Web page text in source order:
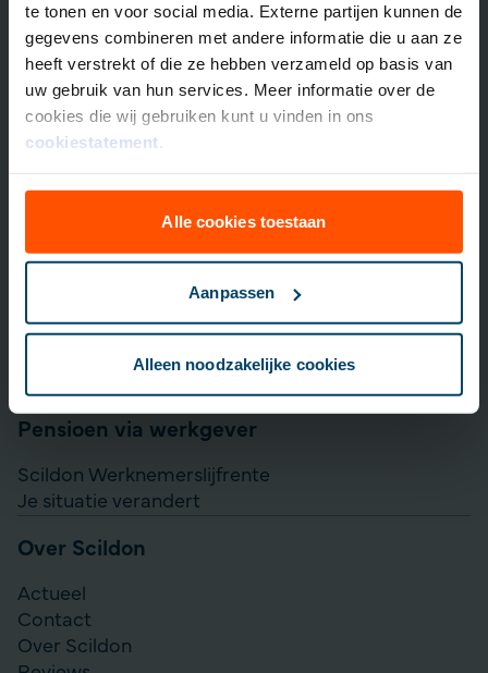
te tonen en voor social media. Externe partijen kunnen de
gegevens combineren met andere informatie die u aan ze
heeft verstrekt of die ze hebben verzameld op basis van
uw gebruik van hun services. Meer informatie over de
cookies die wij gebruiken kunt u vinden in ons
cookiestatement.
Alle cookies toestaan
Aanpassen
Alleen noodzakelijke cookies
Scildon Huur ORV
Scildon Compagnonsverzekering
Beleggen
Vergelijk beleggingsfondsen
Lijfrente opbouwen
Particulier Pensioen Plan
Scildon Easy B
Direct Ingaande Lijfrente
Pensioen via werkgever
Scildon Werknemerslijfrente
Je situatie verandert
Over Scildon
Actueel
Contact
Over Scildon